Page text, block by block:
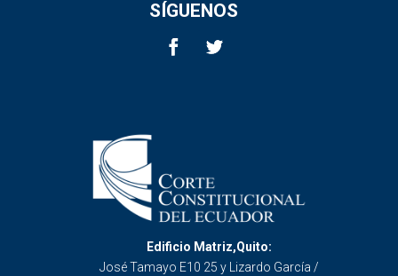
SÍGUENOS
Edificio Matriz,Quito:
José Tamayo E10 25 y Lizardo García /